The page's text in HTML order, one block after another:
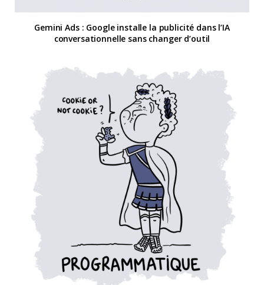
Gemini Ads : Google installe la publicité dans l’IA
conversationnelle sans changer d’outil